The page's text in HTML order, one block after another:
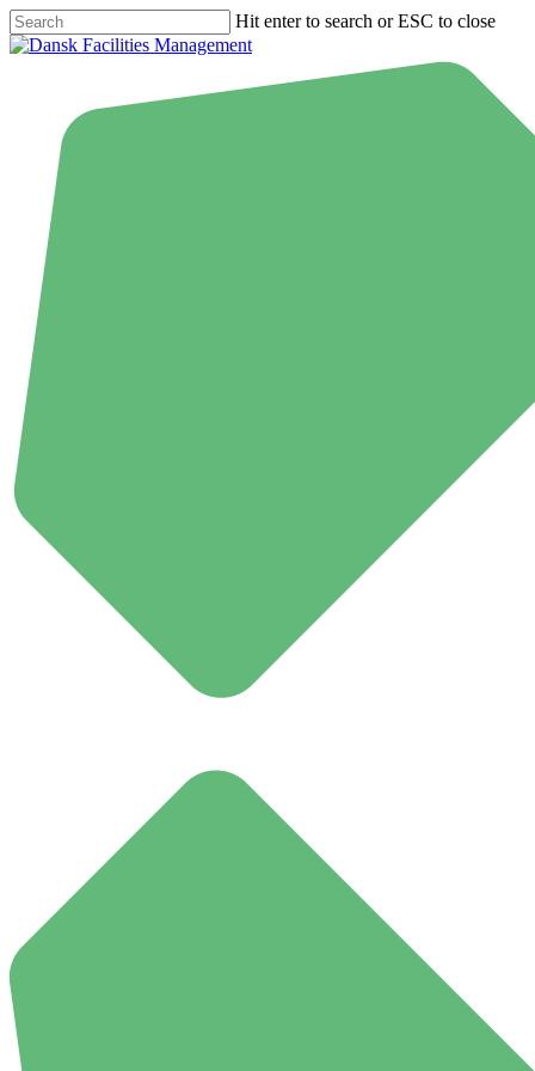
Skip
to
Hit enter to search or ESC to close
Close